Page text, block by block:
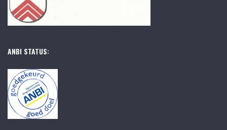
ANBI STATUS: